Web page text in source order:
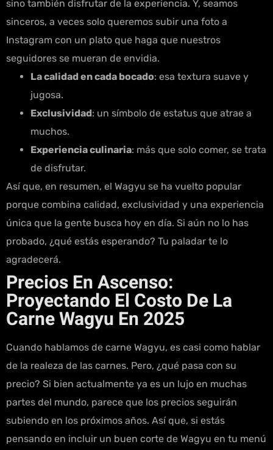
sino también disfrutar de la experiencia. Y, seamos
sinceros, a veces solo queremos subir una foto a
Instagram con un plato que haga que nuestros
seguidores se mueran de envidia.
La calidad en cada bocado: esa textura suave y
jugosa.
Exclusividad: un símbolo de estatus que atrae a
muchos.
Experiencia culinaria: más que solo comer, se trata
de disfrutar.
Así que, en resumen, el Wagyu se ha vuelto popular
porque combina calidad, exclusividad y una experiencia
única que la gente busca hoy en día. Si aún no lo has
probado, ¿qué estás esperando? Tu paladar te lo
agradecerá.
Precios En Ascenso:
Proyectando El Costo De La
Carne Wagyu En 2025
Cuando hablamos de carne Wagyu, es casi como hablar
de la realeza de las carnes. Pero, ¿qué pasa con su
precio? Si bien actualmente ya es un lujo en muchas
partes del mundo, parece que los precios seguirán
subiendo en los próximos años. Así que, si estás
pensando en incluir un buen corte de Wagyu en tu menú